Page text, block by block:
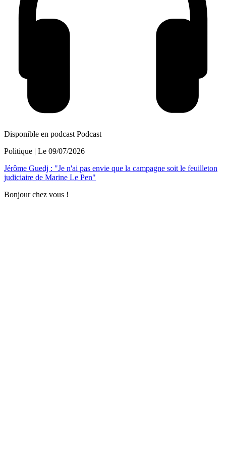
Disponible en podcast Podcast
Politique | Le 09/07/2026
Jérôme Guedj : "Je n'ai pas envie que la campagne soit le feuilleton
judiciaire de Marine Le Pen"
Bonjour chez vous !